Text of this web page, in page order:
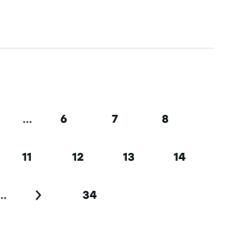
précédente
… Page
6
Page
7
Page
8
courante
Page
11
Page
12
Page
13
Page
14
Page suivanteDernière page
34